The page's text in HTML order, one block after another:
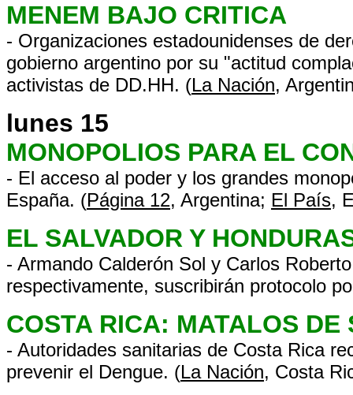
MENEM BAJO CRITICA
- Organizaciones estadounidenses de
gobierno argentino por su "actitud
activistas de DD.HH. (La Nación,
lunes 15
MONOPOLIOS PARA EL
- El acceso al poder y los grandes
España. (Página 12, Argentina; El País,
EL SALVADOR Y
- Armando Calderón Sol y Carlos
respectivamente, suscribirán protocolo
COSTA RICA: MATALOS DE
- Autoridades sanitarias de Costa Rica
prevenir el Dengue. (La Nación, Costa